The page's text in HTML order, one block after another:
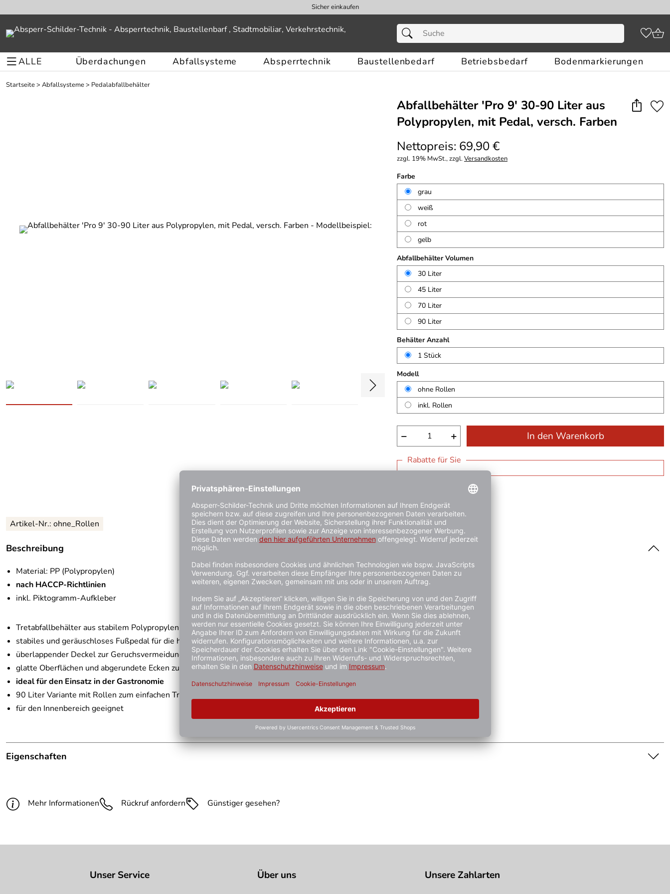
Sicher einkaufen
ALLE Überdachungen Abfallsysteme Absperrtechnik Baustellenbedarf Betriebsbedarf Bodenmarkierungen
Startseite> Abfallsysteme> Pedalabfallbehälter
Abfallbehälter ′Pro 9′ 30-90 Liter aus
Polypropylen, mit Pedal, versch. Farben
Nettopreis: 69,90 €
zzgl. 19% MwSt., zzgl.Versandkosten
Farbe
grau
weiß
rot
gelb
Abfallbehälter Volumen
30 Liter
45 Liter
70 Liter
90 Liter
Behälter Anzahl
1 Stück
Modell
ohne Rollen
inkl. Rollen
− + In den Warenkorb
Rabatte für Sie
Artikel-Nr.: ohne_Rollen
Beschreibung
Material: PP (Polypropylen)
nach HACCP-Richtlinien
inkl. Piktogramm-Aufkleber
Tretabfallbehälter aus stabilem Polypropylen
stabiles und geräuschloses Fußpedal für die handfreie Bedienung
überlappender Deckel zur Geruchsvermeidung
glatte Oberflächen und abgerundete Ecken zur einfachen Reinigung und Desinfizierung
ideal für den Einsatz in der Gastronomie
90 Liter Variante mit Rollen zum einfachen Transport des vollen Behälters
für den Innenbereich geeignet
Eigenschaften
Farbe:
grau
Gesamthöhe:
435 mm
Mehr Informationen Rückruf anfordern Günstiger gesehen?
Unser Service Über uns Unsere Zahlarten